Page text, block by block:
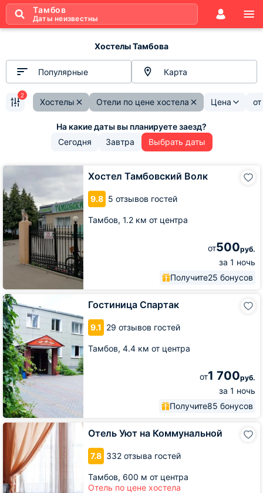
Тамбов
Даты неизвестны
Хостелы Тамбова
Популярные Карта
Хостелы Отели по цене хостела Цена от
2
Сегодня Завтра Выбрать даты
Хостел Тамбовский Волк
9.8 5 отзывов гостей
Тамбов, 1.2 км от центра
от500руб.
за 1 ночь
Получите25 бонусов
Хостел
Тамбовский
Волк
Гостиница Спартак
9.1 29 отзывов гостей
Тамбов, 4.4 км от центра
от1 700руб.
за 1 ночь
Получите85 бонусов
Гостиница
Спартак
Отель Уют на Коммунальной
7.8 332 отзыва гостей
Тамбов, 600 м от центра
Отель по цене хостела
Отель
Уют
Коммунальной